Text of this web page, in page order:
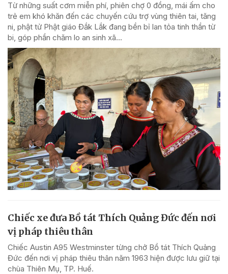
Từ những suất cơm miễn phí, phiên chợ 0 đồng, mái ấm cho
trẻ em khó khăn đến các chuyến cứu trợ vùng thiên tai, tăng
ni, phật tử Phật giáo Đắk Lắk đang bền bỉ lan tỏa tinh thần từ
bi, góp phần chăm lo an sinh xã...
Chiếc xe đưa Bồ tát Thích Quảng Đức đến nơi
vị pháp thiêu thân
Chiếc Austin A95 Westminster từng chở Bồ tát Thích Quảng
Đức đến nơi vị pháp thiêu thân năm 1963 hiện được lưu giữ tại
chùa Thiên Mụ, TP. Huế.